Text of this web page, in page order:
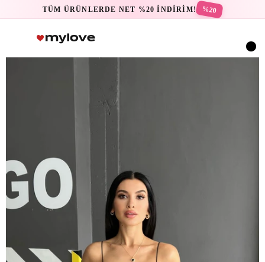
TÜM ÜRÜNLERDE NET %20 İNDİRİM! %20